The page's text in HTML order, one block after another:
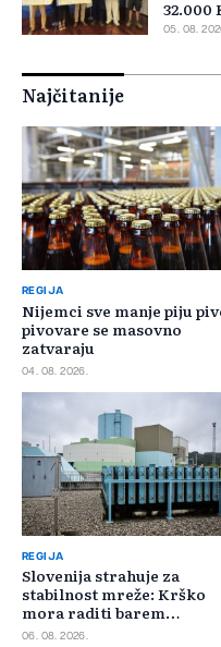
32.000
05. 08.
Najčitanije
REGIJA
Nijemci sve manje piju
pivovare se masovno
zatvaraju
04. 08. 2026.
REGIJA
Slovenija strahuje za
stabilnost mreže: Krško
mora raditi barem
minimalnim kapacitetom
06. 08. 2026.